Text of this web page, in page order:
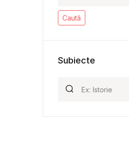
Caută
Subiecte